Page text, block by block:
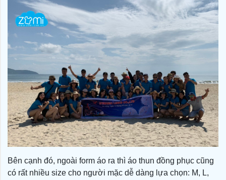
Bên cạnh đó, ngoài form áo ra thì áo thun đồng phục cũng
có rất nhiều size cho người mặc dễ dàng lựa chọn: M, L,